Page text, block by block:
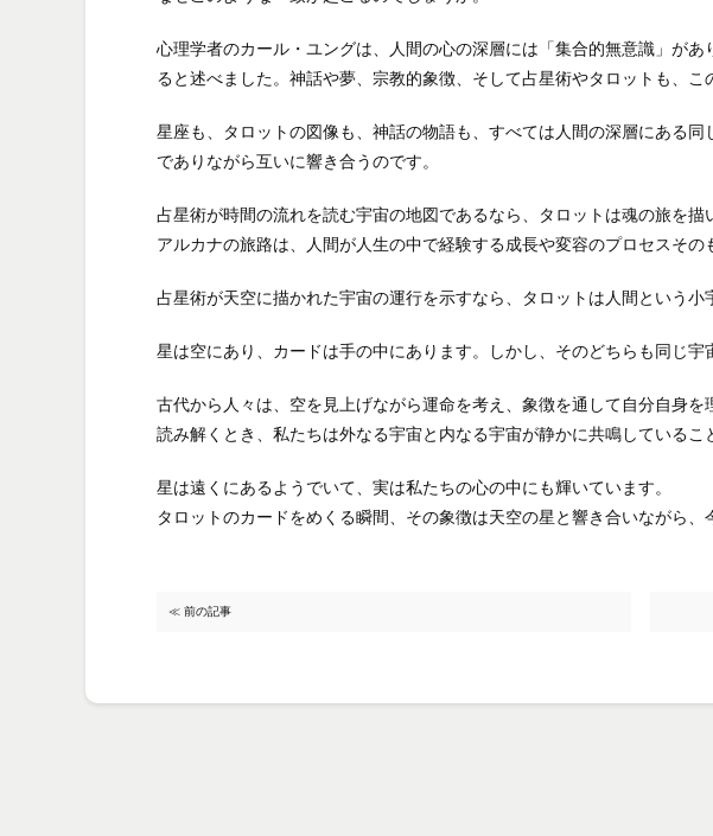
心理学者のカール・ユングは、人間の心の深層には「集合的無意識」が
ると述べました。神話や夢、宗教的象徴、そして占星術やタロットも、こ
星座も、タロットの図像も、神話の物語も、すべては人間の深層にある
でありながら互いに響き合うのです。
占星術が時間の流れを読む宇宙の地図であるなら、タロットは魂の旅を
アルカナの旅路は、人間が人生の中で経験する成長や変容のプロセスその
占星術が天空に描かれた宇宙の運行を示すなら、タロットは人間という小
星は空にあり、カードは手の中にあります。しかし、そのどちらも同じ宇
古代から人々は、空を見上げながら運命を考え、象徴を通して自分自身
読み解くとき、私たちは外なる宇宙と内なる宇宙が静かに共鳴しているこ
星は遠くにあるようでいて、実は私たちの心の中にも輝いています。
タロットのカードをめくる瞬間、その象徴は天空の星と響き合いながら、
≪ 前の記事